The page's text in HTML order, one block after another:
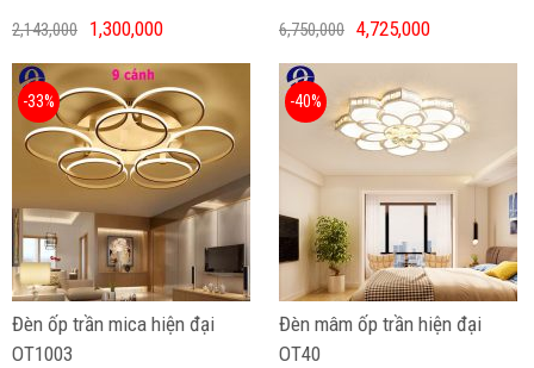
2,143,000 1,300,000 6,750,000 4,725,000
Đèn ốp trần mica hiện đại
OT1003
-33%
Đèn mâm ốp trần hiện đại
OT40
-40%